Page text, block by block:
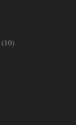
(10)